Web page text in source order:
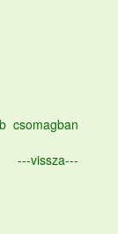
csomagban
---vissza---